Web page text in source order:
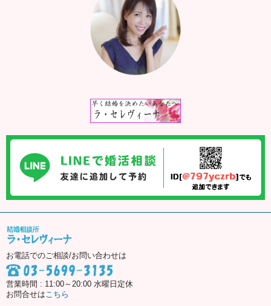
お電話でのご相談/お問い合わせは
営業時間 : 11:00～20:00 水曜日定休
お問合せはこちら